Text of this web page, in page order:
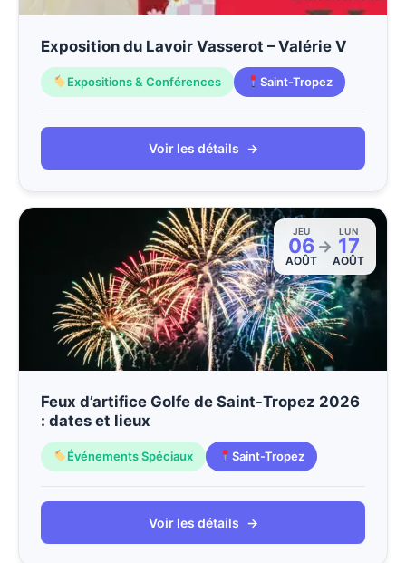
Exposition du Lavoir Vasserot – Valérie V
Expositions & Conférences Saint-Tropez
Voir les détails →
JEU
06
AOÛT
→
LUN
17
AOÛT
Feux d’artifice Golfe de Saint-Tropez 2026
: dates et lieux
Événements Spéciaux Saint-Tropez
Voir les détails →